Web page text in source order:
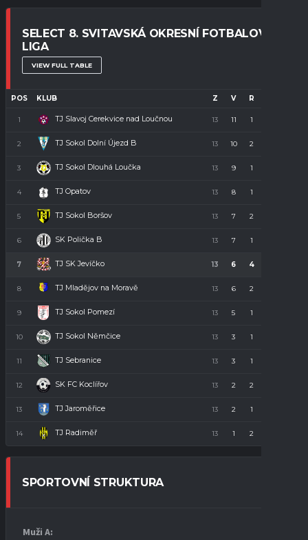
SELECT 8. SVITAVSKÁ OKRESNÍ FOTBALOVÁ
LIGA
VIEW FULL TABLE
POS KLUB Z V R
1 TJ Slavoj Cerekvice nad Loučnou 13 11 1
2 TJ Sokol Dolní Újezd B 13 10 2
3 TJ Sokol Dlouhá Loučka 13 9 1
4 TJ Opatov 13 8 1
5 TJ Sokol Boršov 13 7 2
6 SK Polička B 13 7 1
7 TJ SK Jevíčko 13 6 4
8 TJ Mladějov na Moravě 13 6 2
9 TJ Sokol Pomezí 13 5 1
10 TJ Sokol Němčice 13 3 1
11 TJ Sebranice 13 3 1
12 SK FC Koclířov 13 2 2
13 TJ Jaroměřice 13 2 1
14 TJ Radiměř 13 1 2
SPORTOVNÍ STRUKTURA
Muži A: